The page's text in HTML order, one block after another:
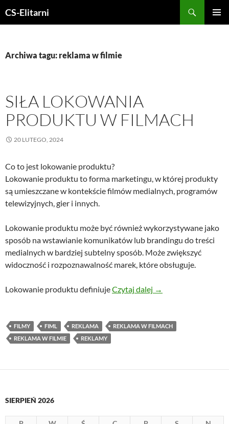
doCS-Elitarni
Archiwa tagu: reklama w filmie
SIŁA LOKOWANIA
PRODUKTU W FILMACH
20 LUTEGO, 2024
Co to jest lokowanie produktu?
Lokowanie produktu to forma marketingu, w której produkty
są umieszczane w kontekście filmów medialnych, programów
telewizyjnych, gier i innych.
Lokowanie produktu może być również wykorzystywane jako
sposób na wstawianie komunikatów lub brandingu do treści
medialnych w bardziej subtelny sposób. Może zwiększyć
widoczność i rozpoznawalność marek, które obsługuje.
Lokowanie produktu definiujeCzytaj dalej Siła lokowania
→
FILMY FIML REKLAMA
REKLAMA W FILMACH
REKLAMA W FILMIE
REKLAMY
SIERPIEŃ 2026